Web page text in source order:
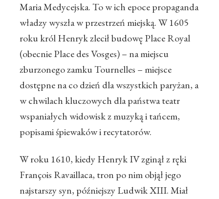
Maria Medycejska. To w ich epoce propaganda
władzy wyszła w przestrzeń miejską. W 1605
roku król Henryk zlecił budowę Place Royal
(obecnie Place des Vosges) – na miejscu
zburzonego zamku Tournelles – miejsce
dostępne na co dzień dla wszystkich paryżan, a
w chwilach kluczowych dla państwa teatr
wspaniałych widowisk z muzyką i tańcem,
popisami śpiewaków i recytatorów.
W roku 1610, kiedy Henryk IV zginął z ręki
François Ravaillaca, tron po nim objął jego
najstarszy syn, późniejszy Ludwik XIII. Miał